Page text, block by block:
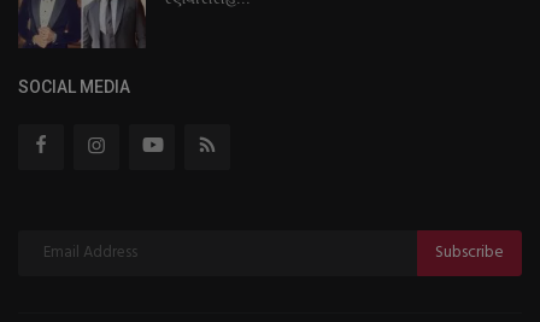
SOCIAL MEDIA
Subscribe